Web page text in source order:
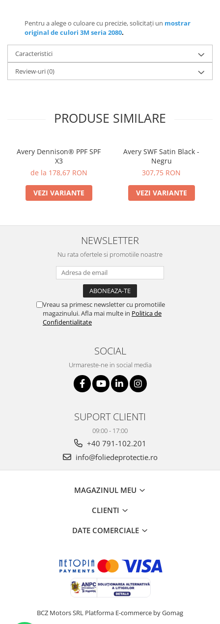
Pentru a alege o culoare cu precizie, solicitați un mostrar
original de culori 3M seria 2080.
Caracteristici
Review-uri(0)
PRODUSE SIMILARE
Avery Dennison® PPF SPF
X3
de la 178,67 RON
VEZI VARIANTE
Avery SWF Satin Black -
Negru
307,75 RON
VEZI VARIANTE
NEWSLETTER
Nu rata ofertele si promotiile noastre
Vreau sa primesc newsletter cu promotiile
magazinului. Afla mai multe in Politica de
Confidentialitate
SOCIAL
Urmareste-ne in social media
SUPORT CLIENTI
09:00 - 17:00
+40 791-102.201
info@foliedeprotectie.ro
MAGAZINUL MEU
CLIENTI
DATE COMERCIALE
BCZ Motors SRL Platforma E-commerce by Gomag